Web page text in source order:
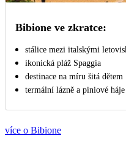
Bibione ve zkratce:
stálice mezi italskými
ikonická pláž Spaggia
destinace na míru šitá dětem
termální lázně a piniové háje
více o Bibione